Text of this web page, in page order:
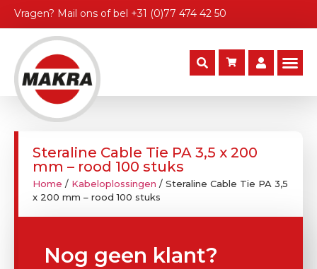
Vragen? Mail ons of bel +31 (0)77 474 42 50
Steraline Cable Tie PA 3,5 x 200
mm – rood 100 stuks
Home / Kabeloplossingen / Steraline Cable Tie PA 3,5
x 200 mm – rood 100 stuks
Nog geen klant?